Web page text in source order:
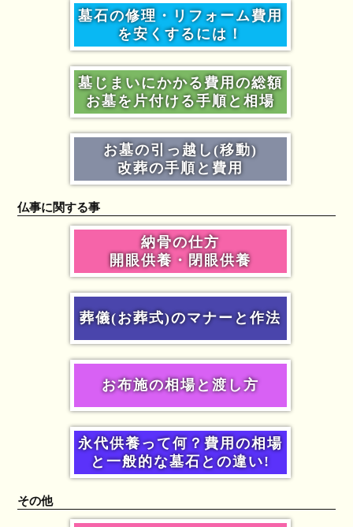
墓石の修理・リフォーム費用
を安くするには！
墓じまいにかかる費用の総額
お墓を片付ける手順と相場
お墓の引っ越し(移動)
改葬の手順と費用
仏事に関する事
納骨の仕方
開眼供養・閉眼供養
葬儀(お葬式)のマナーと作法
お布施の相場と渡し方
永代供養って何？費用の相場
と一般的な墓石との違い!
その他